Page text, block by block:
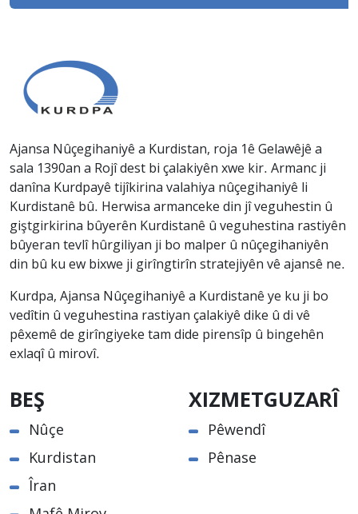
Ajansa Nûçegihaniyê a Kurdistan, roja 1ê Gelawêjê a
sala 1390an a Rojî dest bi çalakiyên xwe kir. Armanc ji
danîna Kurdpayê tijîkirina valahiya nûçegihaniyê li
Kurdistanê bû. Herwisa armanceke din jî veguhestin û
giştgirkirina bûyerên Kurdistanê û veguhestina rastiyên
bûyeran tevlî hûrgiliyan ji bo malper û nûçegihaniyên
din bû ku ew bixwe ji girîngtirîn stratejiyên vê ajansê ne.
Kurdpa, Ajansa Nûçegihaniyê a Kurdistanê ye ku ji bo
vedîtin û veguhestina rastiyan çalakiyê dike û di vê
pêxemê de girîngiyeke tam dide pirensîp û bingehên
exlaqî û mirovî.
BEŞ
Nûçe
Kurdistan
Îran
XIZMETGUZARÎ
Pêwendî
Pênase